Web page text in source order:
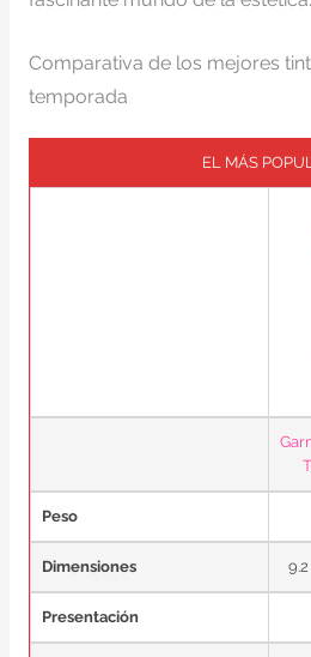
Comparativa de los mejores
temporada
EL MÁS
Peso
Dimensiones
Presentación